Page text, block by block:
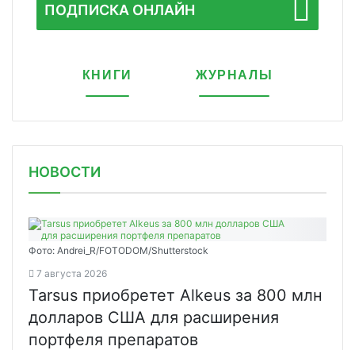
ПОДПИСКА ОНЛАЙН
КНИГИ ЖУРНАЛЫ
НОВОСТИ
Фото: Andrei_R/FOTODOM/Shutterstock
7 августа 2026
Tarsus приобретет Alkeus за 800 млн
долларов США для расширения
портфеля препаратов